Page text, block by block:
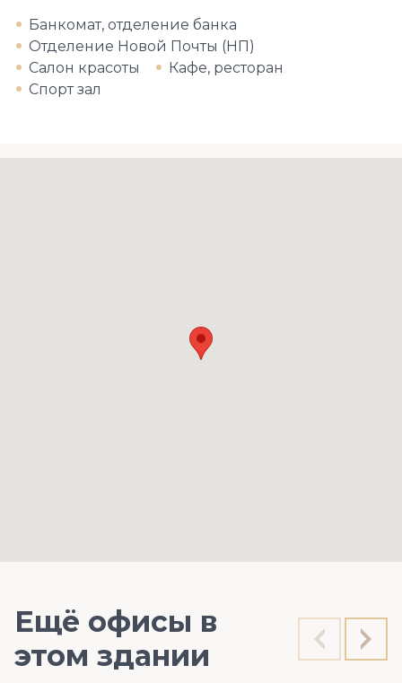
Банкомат, отделение банка
Отделение Новой Почты (НП)
Салон красоты
Кафе, ресторан
Спорт зал
Ещё офисы в
этом здании